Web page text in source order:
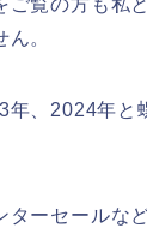
。
、2024年と
ターセールな